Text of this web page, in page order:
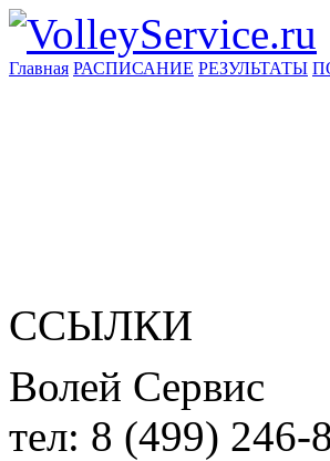
Главная РАСПИСАНИЕ РЕЗУЛЬТАТЫ
ССЫЛКИ
Волей Сервис
тел: 8 (499) 246-